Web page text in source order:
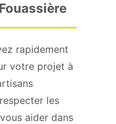
rapidement
votre projet à
les
aider dans